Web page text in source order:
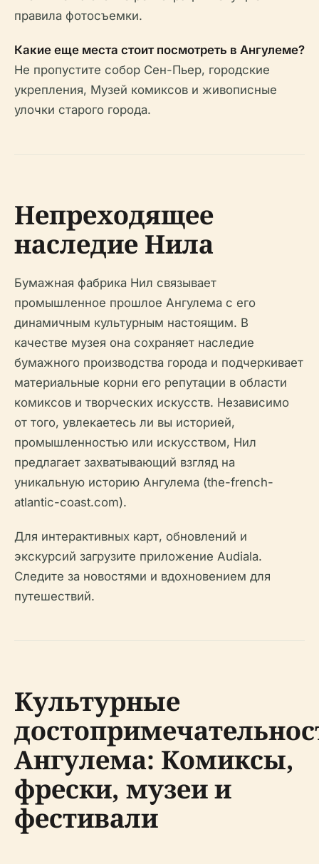
правила фотосъемки.
Какие еще места стоит посмотреть в Ангулеме?
Не пропустите собор Сен-Пьер, городские
укрепления, Музей комиксов и живописные
улочки старого города.
Непреходящее
наследие Нила
Бумажная фабрика Нил связывает
промышленное прошлое Ангулема с его
динамичным культурным настоящим. В
качестве музея она сохраняет наследие
бумажного производства города и подчеркивает
материальные корни его репутации в области
комиксов и творческих искусств. Независимо
от того, увлекаетесь ли вы историей,
промышленностью или искусством, Нил
предлагает захватывающий взгляд на
уникальную историю Ангулема (the-french-
atlantic-coast.com).
Для интерактивных карт, обновлений и
экскурсий загрузите приложение Audiala.
Следите за новостями и вдохновением для
путешествий.
Культурные
Ангулема: Комиксы,
фрески, музеи и
фестивали